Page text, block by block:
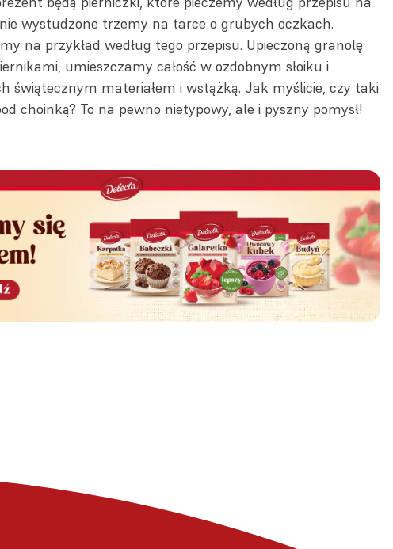
wystudzone trzemy na tarce o grubych oczkach.
na przykład według tego przepisu. Upieczoną granolę
umieszczamy całość w ozdobnym słoiku i
świątecznym materiałem i wstążką. Jak myślicie, czy taki
choinką? To na pewno nietypowy, ale i pyszny pomysł!